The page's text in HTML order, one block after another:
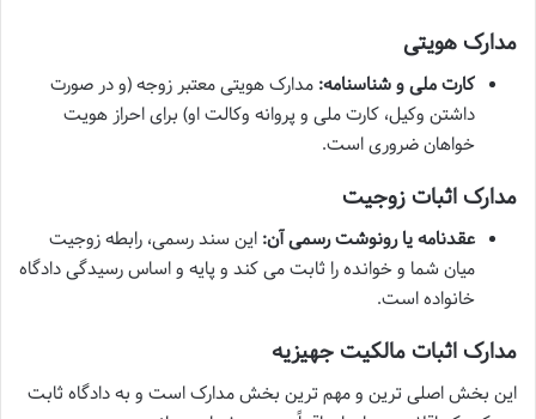
مدارک هویتی
کارت ملی و شناسنامه: مدارک هویتی معتبر زوجه (و در صورت
داشتن وکیل، کارت ملی و پروانه وکالت او) برای احراز هویت
خواهان ضروری است.
مدارک اثبات زوجیت
عقدنامه یا رونوشت رسمی آن: این سند رسمی، رابطه زوجیت
میان شما و خوانده را ثابت می کند و پایه و اساس رسیدگی دادگاه
خانواده است.
مدارک اثبات مالکیت جهیزیه
این بخش اصلی ترین و مهم ترین بخش مدارک است و به دادگاه ثابت